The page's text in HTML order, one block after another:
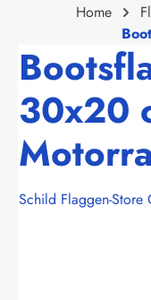
Home
30x20
Schild Flaggen-Store